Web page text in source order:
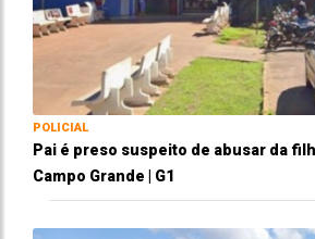
POLICIAL
Pai é preso suspeito de abusar da
Campo Grande | G1